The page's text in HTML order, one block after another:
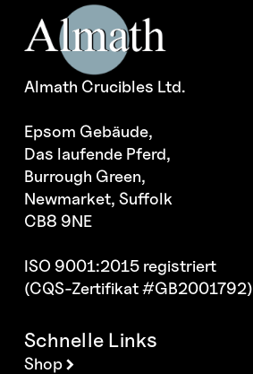
Almath Crucibles Ltd.
Epsom Gebäude,
Das laufende Pferd,
Burrough Green,
Newmarket, Suffolk
CB8 9NE
ISO 9001:2015 registriert
(CQS-Zertifikat #GB2001792)
Schnelle Links
Shop